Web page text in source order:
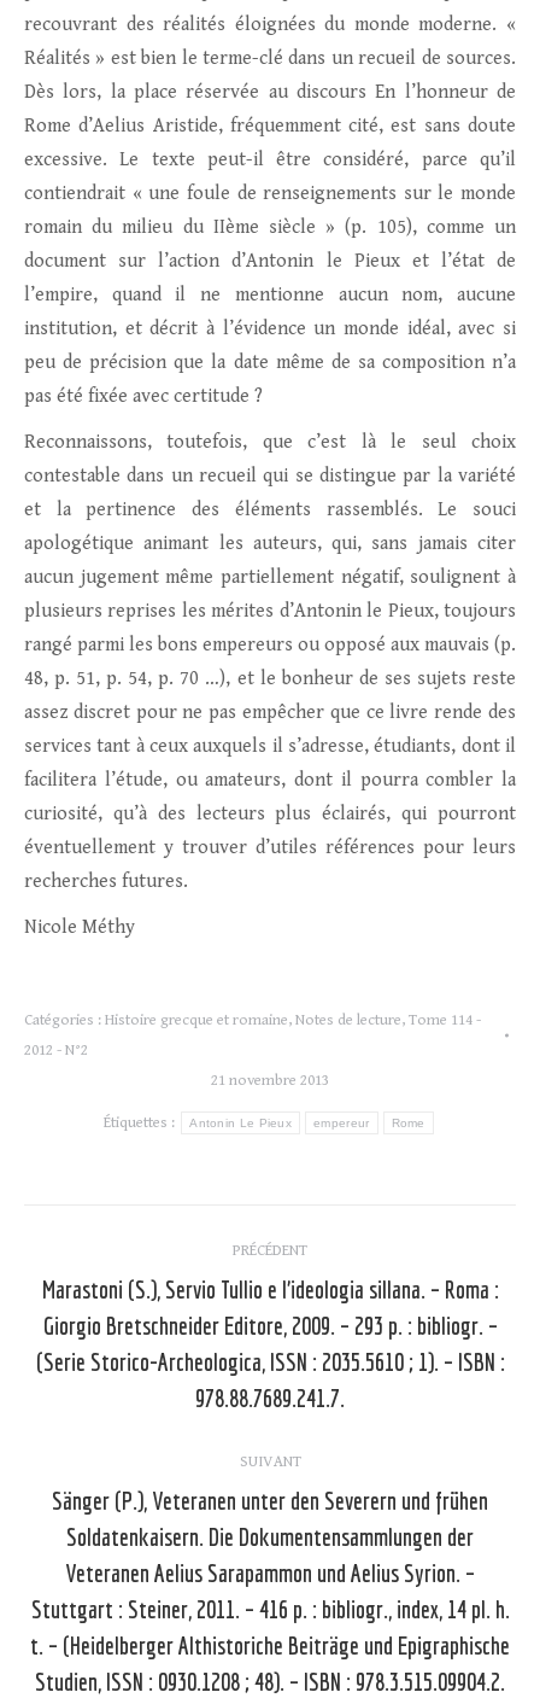
recouvrant des réalités éloignées du monde moderne. «
Réalités » est bien le terme-clé dans un recueil de sources.
Dès lors, la place réservée au discours En l’honneur de
Rome d’Aelius Aristide, fréquemment cité, est sans doute
excessive. Le texte peut-il être considéré, parce qu’il
contiendrait « une foule de renseignements sur le monde
romain du milieu du IIème siècle » (p. 105), comme un
document sur l’action d’Antonin le Pieux et l’état de
l’empire, quand il ne mentionne aucun nom, aucune
institution, et décrit à l’évidence un monde idéal, avec si
peu de précision que la date même de sa composition n’a
pas été fixée avec certitude ?
Reconnaissons, toutefois, que c’est là le seul choix
contestable dans un recueil qui se distingue par la variété
et la pertinence des éléments rassemblés. Le souci
apologétique animant les auteurs, qui, sans jamais citer
aucun jugement même partiellement négatif, soulignent à
plusieurs reprises les mérites d’Antonin le Pieux, toujours
rangé parmi les bons empereurs ou opposé aux mauvais (p.
48, p. 51, p. 54, p. 70 …), et le bonheur de ses sujets reste
assez discret pour ne pas empêcher que ce livre rende des
services tant à ceux auxquels il s’adresse, étudiants, dont il
facilitera l’étude, ou amateurs, dont il pourra combler la
curiosité, qu’à des lecteurs plus éclairés, qui pourront
éventuellement y trouver d’utiles références pour leurs
recherches futures.
Nicole Méthy
Catégories : Histoire grecque et romaine, Notes de lecture, Tome 114 -
2012 - N°2
21 novembre 2013
Étiquettes : Antonin Le Pieux empereur Rome
article
PRÉCÉDENT
Article
précédent
:
Marastoni (S.), Servio Tullio e l’ideologia sillana. – Roma :
Giorgio Bretschneider Editore, 2009. – 293 p. : bibliogr. –
(Serie Storico-Archeologica, ISSN : 2035.5610 ; 1). – ISBN :
978.88.7689.241.7.
SUIVANT
Article
suivant
:
Sänger (P.), Veteranen unter den Severern und frühen
Soldatenkaisern. Die Dokumentensammlungen der
Veteranen Aelius Sarapammon und Aelius Syrion. –
Stuttgart : Steiner, 2011. – 416 p. : bibliogr., index, 14 pl. h.
t. – (Heidelberger Althistoriche Beiträge und Epigraphische
Studien, ISSN : 0930.1208 ; 48). – ISBN : 978.3.515.09904.2.